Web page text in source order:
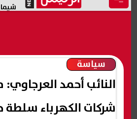
سياسة
النائب أحمد
شركات الكهرباء سلطة